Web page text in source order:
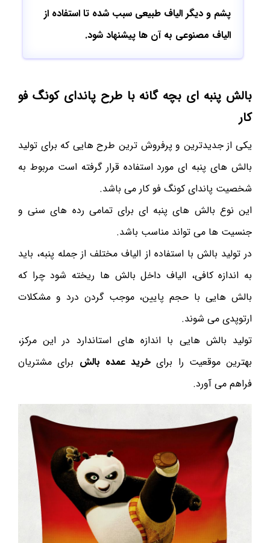
پشم و دیگر الیاف طبیعی سبب شده تا استفاده از
الیاف مصنوعی به آن ها پیشنهاد شود.
بالش پنبه ای بچه گانه با طرح پاندای کونگ فو
کار
یکی از جدیدترین و پرفروش ترین طرح هایی که برای تولید
بالش های پنبه ای مورد استفاده قرار گرفته است مربوط به
شخصیت پاندای کونگ فو کار می باشد.
این نوع بالش های پنبه ای برای تمامی رده های سنی و
جنسیت ها می تواند مناسب باشد.
در تولید بالش با استفاده از الیاف مختلف از جمله پنبه، باید
به اندازه کافی، الیاف داخل بالش ها ریخته شود چرا که
بالش هایی با حجم پایین، موجب گردن درد و مشکلات
ارتوپدی می شوند.
تولید بالش هایی با اندازه های استاندارد در این مرکز،
بهترین موقعیت را برای خرید عمده بالش برای مشتریان
فراهم می آورد.